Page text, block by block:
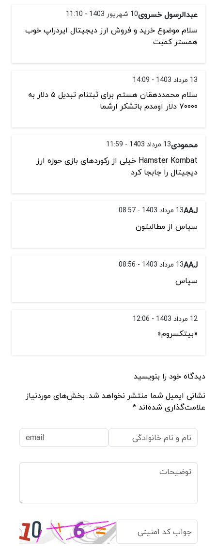
عبدالرسول خسروی10 شهریور 1403 - 11:10
سلام موضوع خرید و فروش ارز دیجیتال ایردراپ خوب
همستر کمبت
13 مرداد 1403 - 14:09
سلام محمددهقان هستم برای ثبتنام تبدیل ۵ دلار به
۷۰۰۰۰ دلار اومدم باتشکر ارشما
محمودی13 مرداد 1403 - 11:59
Hamster Kombat خیلی از رکوردهای بازی حوزه ارز
دیجیتال را جابجا کرد
AAJ13 مرداد 1403 - 08:57
سپاس از مطالبتون
AAJ13 مرداد 1403 - 08:56
سپاس
12 مرداد 1403 - 12:06
«بیتکسروم«
دیدگاه خود را بنویسید
نشانی ایمیل شما منتشر نخواهد شد. بخش‌های موردنیاز
علامت‌گذاری شده‌اند *